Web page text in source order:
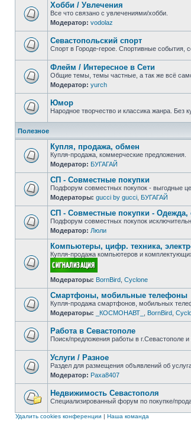
Нет
непрочитанных
сообщений
Хобби / Увлечения
Все что связано с увлечениями/хобби.
Модератор: vodolaz
непрочитанных
сообщений
Севастопольский спорт
Спорт в Городе-герое. Спортивные события,
Нет
непрочитанных
сообщений
Флейм / Интересное в Cети
Общие темы, темы частные, а так же всё
Модератор: yurch
непрочитанных
сообщений
Юмор
Народное творчество и классика жанра. Без
Полезное
Нет
непрочитанных
сообщений
Купля, продажа, обмен
Купля-продажа, коммерческие предложения.
Модератор: БУГАГАЙ
Нет
непрочитанных
сообщений
СП - Совместные покупки
Подфорум совместных покупок - выгодные
Модераторы: gucci by gucci БУГАГАЙ
Нет
непрочитанных
сообщений
СП - Совместные покупки - Одежда,
Подфорум совместных покупок
Модератор: Люли
Нет
непрочитанных
Компьютеры, цифр. техника,
Купля-продажа компьютеров и
Модераторы: BornBird Cyclone
Нет
непрочитанных
сообщений
Смартфоны, мобильные телефоны
Купля-продажа смартфонов, мобильных
Модераторы:
_КОСМОНАВТ_ BornBird
непрочитанных
сообщений
Работа в Севастополе
Поиск/предложения работы в г.Севастополе
Нет
непрочитанных
сообщений
Услуги / Разное
Раздел для размещения объявлений об
Модератор: Paxa8407
непрочитанных
сообщений
Недвижимость Севастополя
Специализированный форум по покупке/
Удалить cookies конференции | Наша команда